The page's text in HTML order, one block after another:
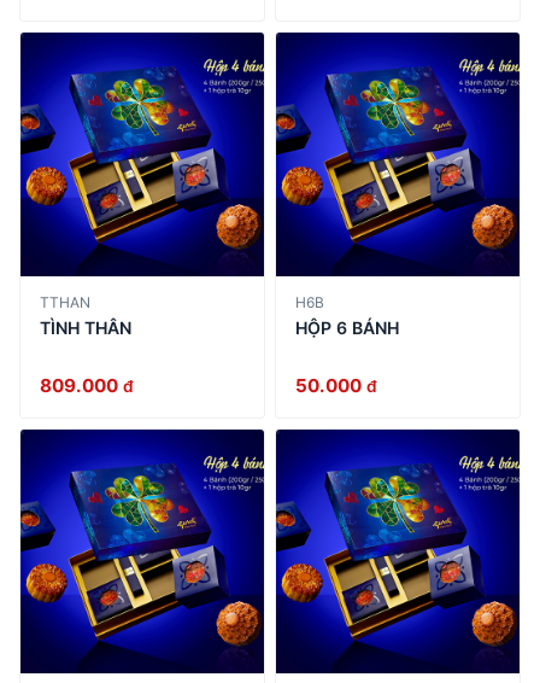
TTHAN
TÌNH THÂN
809.000 đ
H6B
HỘP 6 BÁNH
50.000 đ